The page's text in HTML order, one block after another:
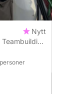
Nytt